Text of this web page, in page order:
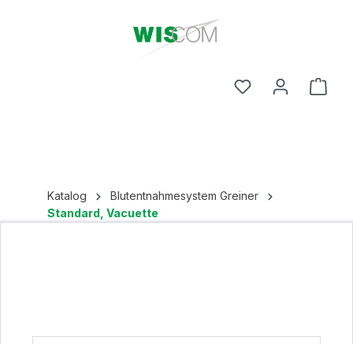
Katalog
Blutentnahmesystem Greiner
Standard, Vacuette